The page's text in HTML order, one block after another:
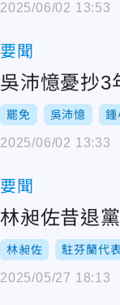
2025/06/02 13:53
要聞
吳沛憶憂抄
罷免 吳沛憶 鍾
2025/06/02 13:33
要聞
林昶佐昔退
林昶佐 駐芬蘭代表
2025/05/27 18:13